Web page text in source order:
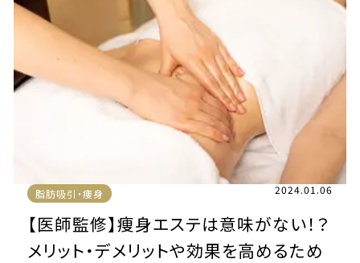
脂肪吸引・痩身 2024.01.06
【医師監修】痩身エステは意味がない！？
メリット・デメリットや効果を高めるため